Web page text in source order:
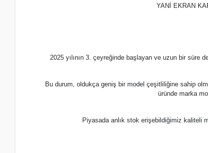
YANİ EKRAN
2025 yılının 3. çeyreğinde başlayan ve uzun bir
Bu durum, oldukça geniş bir model çeşitliliğine sahip
üründe marka
Piyasada anlık stok erişebildiğimiz kaliteli